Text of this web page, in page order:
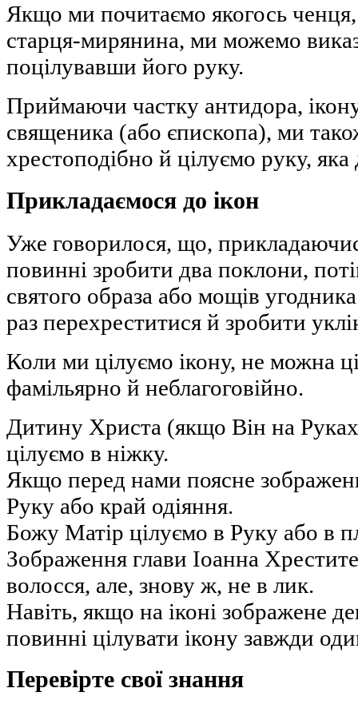
Якщо ми почитаємо якогось ченця,
старця-мирянина, ми можемо
поцілувавши його руку.
Приймаючи частку антидора,
священика (або єпископа), ми
хрестоподібно й цілуємо руку,
Прикладаємося до ікон
Уже говорилося, що,
повинні зробити два поклони,
святого образа або мощів
раз перехреститися й зробити
Коли ми цілуємо ікону, не можна
фамільярно й неблагоговійно.
Дитину Христа (якщо Він на
цілуємо в ніжку.
Якщо перед нами поясне
Руку або край одіяння.
Божу Матір цілуємо в Руку або в
Зображення глави Іоанна
волосся, але, знову ж, не в лик.
Навіть, якщо на іконі зображене
повинні цілувати ікону завжди
Перевірте свої знання